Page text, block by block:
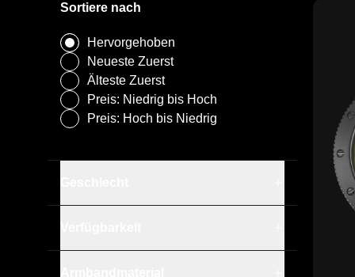
Sortiere nach
Hervorgehoben
Neueste Zuerst
Älteste Zuerst
Preis: Niedrig bis Hoch
Preis: Hoch bis Niedrig
Damen
Auf Lager
Edelstahl-Mesh
Hellblau